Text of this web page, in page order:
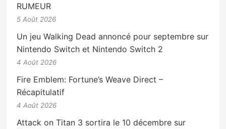
RUMEUR
5 Août 2026
Un jeu Walking Dead annoncé pour septembre sur
Nintendo Switch et Nintendo Switch 2
4 Août 2026
Fire Emblem: Fortune’s Weave Direct –
Récapitulatif
4 Août 2026
Attack on Titan 3 sortira le 10 décembre sur